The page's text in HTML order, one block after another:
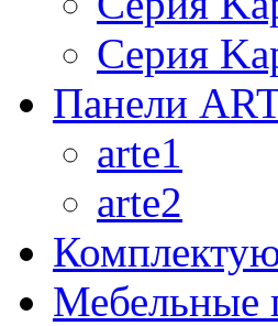
Серия
Панели
arte1
arte2
Мебельные